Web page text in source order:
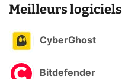
Meilleurs logiciels
CyberGhost
Bitdefender